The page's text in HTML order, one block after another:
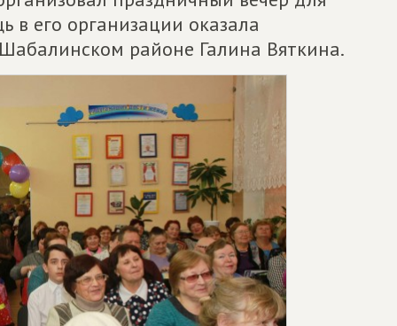
в его организации оказала
районе Галина Вяткина.